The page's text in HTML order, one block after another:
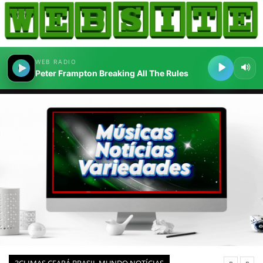
HOME
COMO ANUNCIAR
JORNAIS DO BRASIL
PODCAST/NOTÍCIAS
AS NOTÍCIAS DO DIA
CANAL 3CLIMAS
ACONTECEU...VIROU MANCHETE!
BLOGS & COLUNAS
AGÊNCIA DE NOTÍCIAS
CNN BRASIL